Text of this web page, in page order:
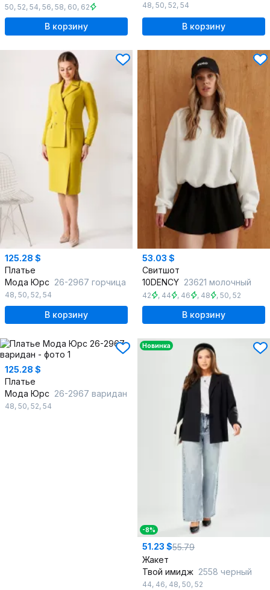
50, 52, 54, 56, 58, 60, 62
В корзину
48, 50, 52, 54
В корзину
125.28 $
Платье
Мода Юрс 26-2967 горчица
48, 50, 52, 54
В корзину
53.03 $
Свитшот
10DENCY 23621 молочный
42 , 44 , 46 , 48 , 50, 52
В корзину
125.28 $
Платье
Мода Юрс 26-2967 варидан
48, 50, 52, 54
Новинка
-8%
51.23 $55.79
Жакет
Твой имидж 2558 черный
44, 46, 48, 50, 52